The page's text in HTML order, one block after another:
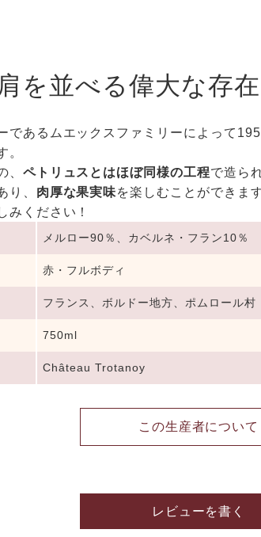
を並べる偉大な存在
であるムエックスファミリーによって
。
、 ペトリュスとはほぼ同様の工程で造ら
り、 肉厚な果実味を楽しむことができま
みください！
メルロー90％、カベルネ・フラン10％
赤・フルボディ
フランス、ボルドー地方、ポムロール村
750ml
Château Trotanoy
この生産者について
レビューを書く